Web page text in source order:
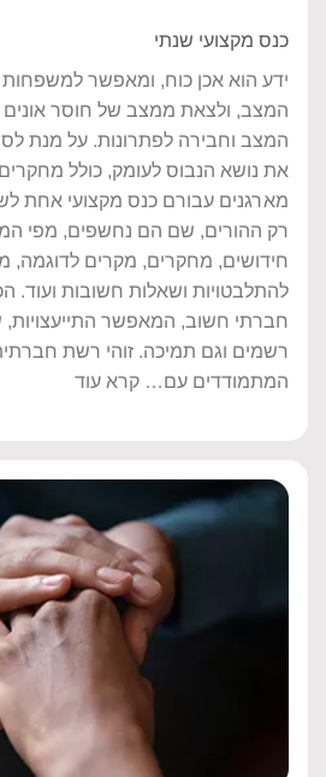
כנס מקצועי שנתי
ידע הוא אכן כוח, ומאפשר
המצב, ולצאת ממצב של חוסר
המצב וחבירה לפתרונות. על מנת
את נושא הנבוס לעומק, כולל
מארגנים עבורם כנס מקצועי אחת
רק ההורים, שם הם נחשפים, מפי
חידושים, מחקרים, מקרים לדוגמה,
להתלבטויות ושאלות חשובות ועוד.
חברתי חשוב, המאפשר
רשמים וגם תמיכה. זוהי רשת
המתמודדים עם… קרא עוד